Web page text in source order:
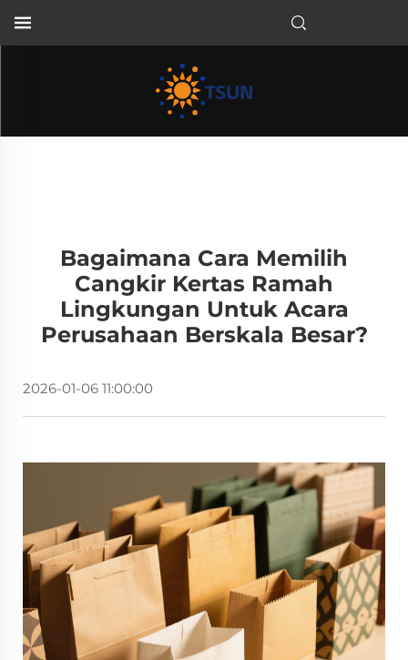
Bagaimana Cara Memilih
Cangkir Kertas Ramah
Lingkungan Untuk Acara
Perusahaan Berskala Besar?
2026-01-06 11:00:00